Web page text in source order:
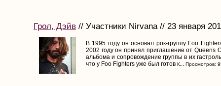
Грол, Дэйв // Участники Nirvana // 23 января
В 1995 году он основал рок-группу Foo
2002 году он принял приглашение от Queens
альбома и сопровождение группы в их
что у Foo Fighters уже был готов к... Просмотров: